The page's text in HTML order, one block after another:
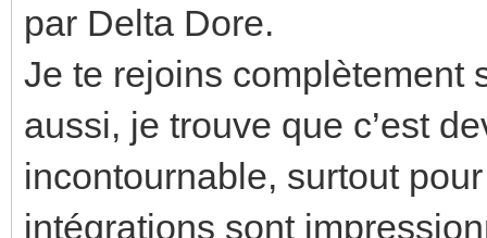
par Delta Dore.
Je te rejoins complètement
aussi, je trouve que c’est
incontournable, surtout
intégrations sont